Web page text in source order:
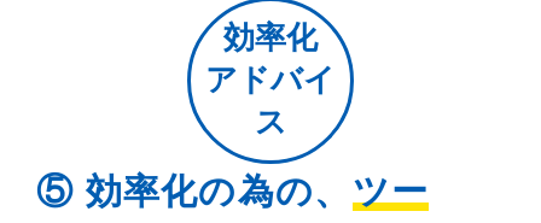
効率化
アドバイ
ス
⑤ 効率化の為の、 ツー